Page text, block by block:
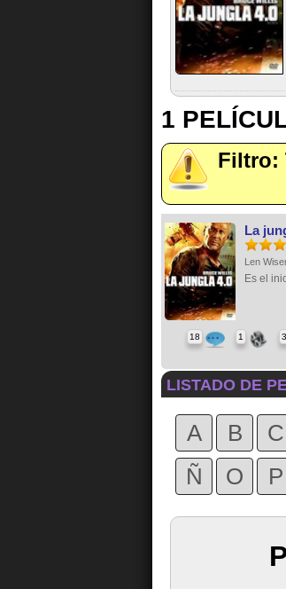
1
Filtro:
La
Len
Es el
18 1 3
LISTADO DE
A B C
Ñ
O P